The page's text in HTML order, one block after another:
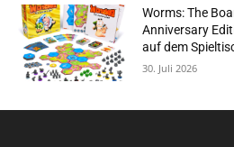
Worms: The
Anniversary
auf dem
30. Juli 2026